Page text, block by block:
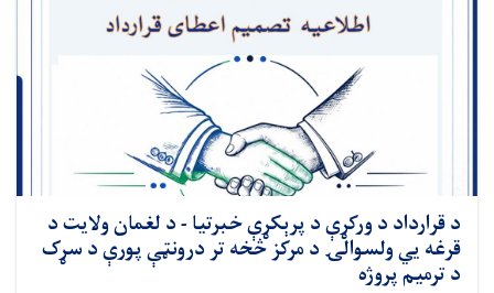
د قرارداد د ورکړې د پرېکړې خبرتیا - د لغمان ولایت د
قرغه ‌یي ولسوالۍ د مرکز څخه تر درونټې پورې د سړک
د ترمیم پروژه